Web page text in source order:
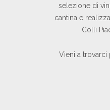
selezione di
cantina e
Colli
Vieni a